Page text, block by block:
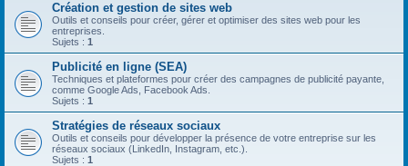
Création et gestion de sites web
Outils et conseils pour créer, gérer et optimiser des sites web pour les
entreprises.
Sujets : 1
Publicité en ligne (SEA)
Techniques et plateformes pour créer des campagnes de publicité payante,
comme Google Ads, Facebook Ads.
Sujets : 1
Stratégies de réseaux sociaux
Outils et conseils pour développer la présence de votre entreprise sur les
réseaux sociaux (LinkedIn, Instagram, etc.).
Sujets : 1